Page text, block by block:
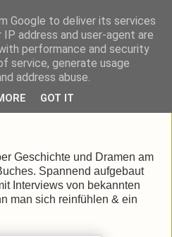
& daheim.
Geschichte und Dramen am
Spannend aufgebaut
Interviews von bekannten
man sich reinfühlen & ein
Google to deliver its services
address and user-agent are
performance and security
service, generate usage
address abuse.
GOT IT